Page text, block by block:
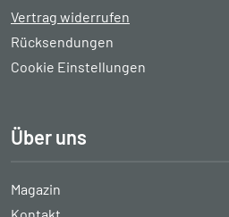
Vertrag widerrufen
Rücksendungen
Cookie Einstellungen
Über uns
Magazin
Kontakt